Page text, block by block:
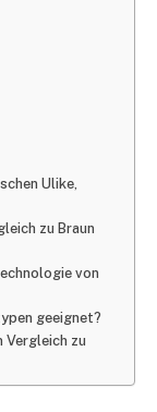
Ulike,
zu Braun
von
geeignet?
Vergleich zu